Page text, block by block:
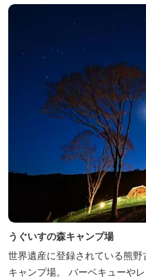
うぐいすの森キャンプ場
世界遺産に登録されている熊
キャンプ場。 バーベキューや